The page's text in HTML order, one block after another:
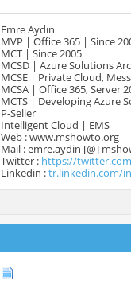
Emre Aydın
MVP | Office 365 | Since
MCT | Since 2005
MCSD | Azure Solutions
MCSE | Private Cloud,
MCSA | Office 365, Server
MCTS | Developing Azure
P-Seller
Intelligent Cloud | EMS
Web : www.mshowto.org
Mail : emre.aydin [@]
Twitter : https://
Linkedin :tr.linkedin.com/